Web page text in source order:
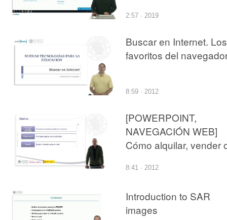
2:57 · 2019
Buscar en Internet. Los
favoritos del
8:59 · 2012
[POWERPOINT,
NAVEGACIÓN WEB]
Cómo alquilar, vender
Internet
8:41 · 2012
Introduction to SAR
images